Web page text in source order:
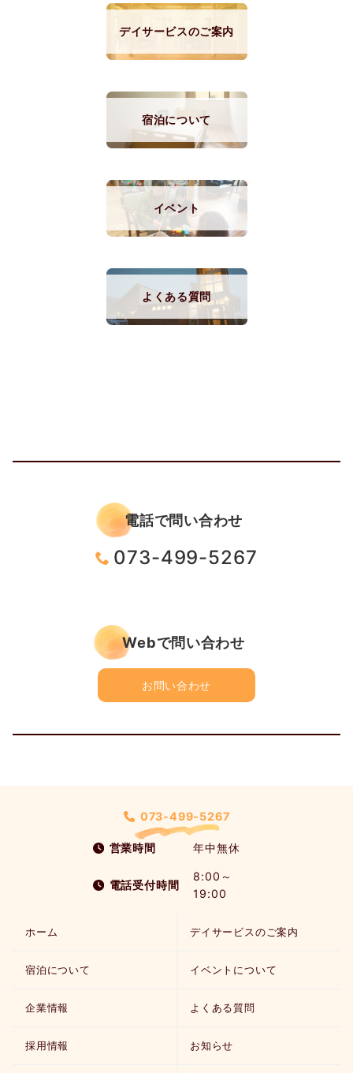
デイサービスのご案内
宿泊について
イベント
よくある質問
電話で問い合わせ
073-499-5267
Webで問い合わせ
お問い合わせ
073-499-5267
営業時間 年中無休
電話受付時間
8:00～
19:00
ホーム デイサービスのご案内
宿泊について イベントについて
企業情報 よくある質問
採用情報 お知らせ